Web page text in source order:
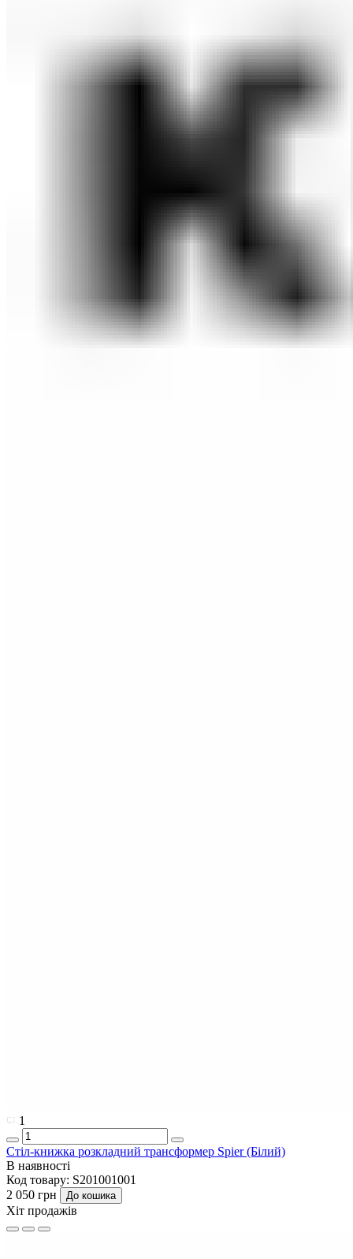
1
Стіл-книжка розкладний трансформер Spier (Білий)
В наявності
Код товару: S201001001
2 050 грн
До кошика
Хіт продажів